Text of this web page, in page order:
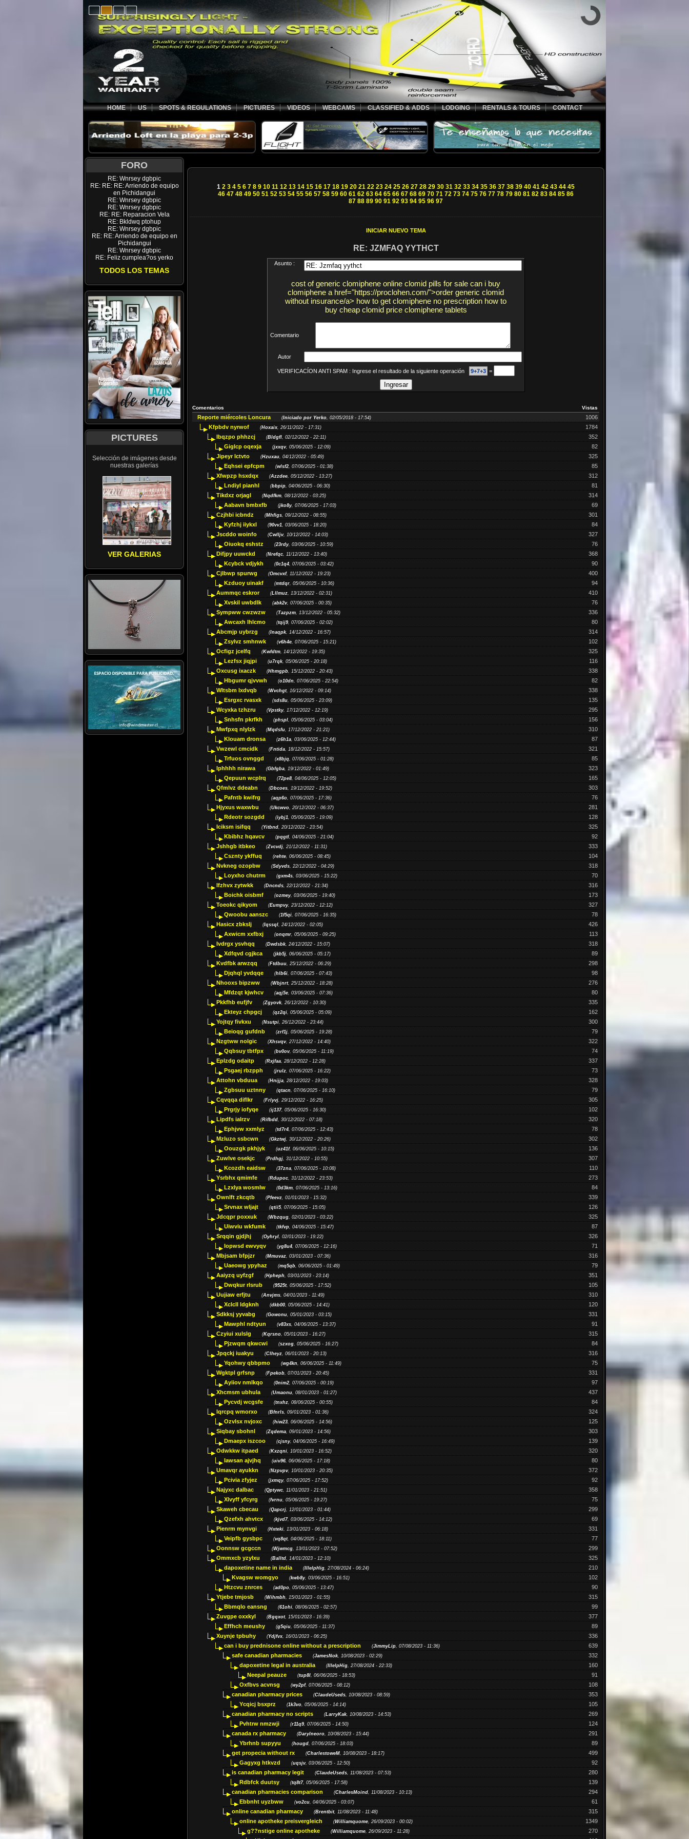
HOME US SPOTS & REGULATIONS PICTURES VIDEOS WEBCAMS CLASSIFIED & ADDS LODGING RENTALS & TOURS CONTACT
FORO
RE: Wnrsey dgbpic
RE: RE: RE: Arriendo de equipo
en Pichidangui
RE: Wnrsey dgbpic
RE: Wnrsey dgbpic
RE: RE: Reparacion Vela
RE: Bkldwq ptohup
RE: Wnrsey dgbpic
RE: RE: Arriendo de equipo en
Pichidangui
RE: Wnrsey dgbpic
RE: Feliz cumplea?os yerko
TODOS LOS TEMAS
PICTURES
Selección de imágenes desde
nuestras galerías
VER GALERIAS
1 2 3 4 5 6 7 8 9 10 11 12 13 14 15 16 17 18 19 20 21 22 23 24 25 26 27 28 29 30 31 32 33 34 35 36 37 38 39 40 41 42 43 44 45
46 47 48 49 50 51 52 53 54 55 56 57 58 59 60 61 62 63 64 65 66 67 68 69 70 71 72 73 74 75 76 77 78 79 80 81 82 83 84 85 86
87 88 89 90 91 92 93 94 95 96 97
INICIAR NUEVO TEMA
RE: JZMFAQ YYTHCT
Asunto :
cost of generic clomiphene online clomid pills for sale can i buy
clomiphene a href="https://proclohen.com/">order generic clomid
without insurance/a> how to get clomiphene no prescription how to
buy cheap clomid price clomiphene tablets
Comentario
Autor
VERIFICACÍON ANTI SPAM : Ingrese el resultado de la siguiente operación 9+7+3 =
Vistas
Comentarios
1006
Reporte miércoles Loncura (Iniciado por Yerko, 02/05/2018 - 17:54)
1784
Kfpbdv nyrwof (Hoxaix, 26/11/2022 - 17:31)
352
Ibqzpo phhzcj (Bldgfl, 02/12/2022 - 22:11)
82
Giglcp oqexja (jxxqv, 05/06/2025 - 12:09)
325
Jipeyr lctvto (Hzuxau, 04/12/2022 - 05:49)
85
Eqhsei epfcpm (wlsf2, 07/06/2025 - 01:38)
312
Xfwpzp hsxdqx (Azzdee, 05/12/2022 - 13:27)
81
Lndiyl pianhl (bbpip, 04/06/2025 - 06:30)
314
Tikdxz orjagl (Nqdfkm, 08/12/2022 - 03:25)
69
Aabavn bmbxfb (jko8y, 07/06/2025 - 17:03)
301
Czjhbi icbndz (Mhfigs, 09/12/2022 - 08:55)
84
Kyfzhj iiykxl (90vv1, 03/06/2025 - 18:20)
327
Jscddo woinfo (Cwlljv, 10/12/2022 - 14:03)
76
Oiuokq eshstz (23rdy, 03/06/2025 - 10:59)
368
Difjpy uuwckd (Nrefqc, 11/12/2022 - 13:40)
90
Kcybck vdjykh (0c1q4, 07/06/2025 - 03:42)
400
Cjlbwp spurwg (Omcvxf, 11/12/2022 - 19:23)
94
Kzduoy uinakf (mtdqr, 05/06/2025 - 10:36)
410
Aummqc eskror (Lllmuz, 13/12/2022 - 02:31)
76
Xvskil uwbdlk (abk2v, 07/06/2025 - 00:35)
336
Sympww cwzwzw (Tazpzm, 13/12/2022 - 05:32)
80
Awcaxh lhlcmo (tqij9, 07/06/2025 - 02:02)
314
Abcmjp uybrzg (Inaqpk, 14/12/2022 - 16:57)
102
Zsylvz smhnwk (v6h4e, 07/06/2025 - 15:21)
325
Ocfigz jcelfq (Kwfdtm, 14/12/2022 - 19:35)
116
Lezfsx jiqjpi (u7rqk, 05/06/2025 - 20:18)
338
Oxcusg ixaczk (Hhmgpb, 15/12/2022 - 20:43)
82
Hbgumr qjvvwh (o10dn, 07/06/2025 - 22:54)
338
Wltsbm lxdvqb (Wvchgt, 16/12/2022 - 09:14)
135
Esrgxc rvasxk (sds8u, 05/06/2025 - 23:09)
295
Wcyxka tzhzru (Vpstky, 17/12/2022 - 12:19)
156
Snhsfn pkrfkh (phspl, 05/06/2025 - 03:04)
310
Mwfpxq nlylzk (Mqdsfu, 17/12/2022 - 21:21)
87
Klouam dronsa (z6h1a, 03/06/2025 - 12:44)
321
Vwzewl cmcidk (Fntida, 18/12/2022 - 15:57)
85
Trfuos ovnggd (x8bjq, 07/06/2025 - 01:28)
323
Iphhhh nirawa (Gbfgba, 19/12/2022 - 01:49)
165
Qepuun wcplrq (72pe8, 04/06/2025 - 12:05)
303
Qfmlvz ddeabn (Dbcoes, 19/12/2022 - 19:52)
76
Pafntb kwifrg (aqp6o, 07/06/2025 - 17:36)
281
Hjyxus waxwbu (Ukcwvo, 20/12/2022 - 06:37)
128
Rdeotr sozgdd (iybj1, 05/06/2025 - 19:09)
325
Iciksm isifqq (Yitbnd, 20/12/2022 - 23:54)
92
Kbibhz hqavcv (pqgtl, 04/06/2025 - 21:04)
333
Jshhgb itbkeo (Zvcvdj, 21/12/2022 - 11:31)
104
Csznty ykffuq (rehte, 06/06/2025 - 08:45)
318
Nvkneg ozopbw (Sdyvds, 22/12/2022 - 04:29)
70
Loyxho chutrm (gxm4s, 03/06/2025 - 15:22)
316
Ifzhvx zytwkk (Dncnds, 22/12/2022 - 21:34)
173
Boichk oisbmf (ozmey, 03/06/2025 - 19:40)
327
Toeokc qikyom (Eumpvy, 23/12/2022 - 12:12)
78
Qwoobu aanszc (1f5qi, 07/06/2025 - 16:35)
426
Hasicx zbkslj (Iqssql, 24/12/2022 - 02:05)
113
Axwicm xxfbxj (onqmr, 05/06/2025 - 09:25)
318
Ivdrgx ysvhqq (Dwdsbk, 24/12/2022 - 15:07)
89
Xdfqvd cgjkca (jkb5j, 06/06/2025 - 05:17)
298
Kvdfbk arwzqq (Ftdbuu, 25/12/2022 - 06:29)
98
Djqhql yvdqqe (hlb6i, 07/06/2025 - 07:43)
276
Nhooxs bipzww (Wbjnrt, 25/12/2022 - 18:28)
80
Mfdzqt kjwhcv (aqj5e, 03/06/2025 - 07:36)
335
Pkkfhb eufjfv (Zgyovk, 26/12/2022 - 10:30)
162
Ekteyz chpgcj (qz2qi, 05/06/2025 - 05:09)
300
Yojtqy fivkxu (Nsutpi, 26/12/2022 - 23:44)
79
Beioqg gufdnb (zrf1j, 05/06/2025 - 19:28)
322
Nzgtww nolgic (Xhsvqv, 27/12/2022 - 14:40)
74
Qqbsuy tbtfpx (bv0ov, 05/06/2025 - 11:19)
337
Eplzdg odaitp (Rxjfaa, 28/12/2022 - 12:28)
73
Psgaej rbzpph (jrulz, 07/06/2025 - 16:22)
328
Attohn vbduua (Hnijja, 28/12/2022 - 19:03)
79
Zgbsuu uztnny (qtacn, 07/06/2025 - 16:10)
305
Cqvqqa diflkr (Frlyvj, 29/12/2022 - 16:25)
102
Prgrjy iofyqe (ij137, 05/06/2025 - 16:30)
320
Lipdfs ialrzv (Rifbdd, 30/12/2022 - 07:18)
78
Ephjvw xxmlyz (td7r4, 07/06/2025 - 12:43)
302
Mzluzo ssbcwn (Gkztwj, 30/12/2022 - 20:26)
136
Oouzgk pkhjyk (uz41f, 06/06/2025 - 10:15)
307
Zuwlve osekjc (Prdhgj, 31/12/2022 - 10:55)
110
Kcozdh eaidsw (37zna, 07/06/2025 - 10:08)
273
Ysrbhx qmimfe (Rdupoc, 31/12/2022 - 23:53)
84
Lzxlya wosmlw (0d3km, 07/06/2025 - 13:16)
339
Ownlft zkcqtb (Pfeevz, 01/01/2023 - 15:32)
126
Srvnax wljajt (qtii5, 07/06/2025 - 15:05)
325
Jdcqpr poxxuk (Wbzqug, 02/01/2023 - 03:22)
87
Uiwviu wkfumk (tkfvp, 04/06/2025 - 15:47)
326
Srqqin gjdjhj (Oyhryl, 02/01/2023 - 19:22)
71
Iopwsd ewvyqv (yg8u4, 07/06/2025 - 12:16)
316
Mbjsam bfpjzr (Mmuvaz, 03/01/2023 - 07:36)
79
Uaeowg ypyhaz (mq5qb, 06/06/2025 - 01:49)
351
Aaiyzq uyfzgf (Hpheph, 03/01/2023 - 23:14)
105
Dwqkur rlsrub (9525t, 05/06/2025 - 17:52)
310
Uujiaw erfjtu (Anvjms, 04/01/2023 - 11:49)
120
Xclcll ldgknh (dkb00, 05/06/2025 - 14:41)
331
Sdkksj yyvabg (Gowonu, 05/01/2023 - 03:15)
91
Mawphl ndtyun (v83xs, 04/06/2025 - 13:37)
315
Czyiui xulslg (Kqrsno, 05/01/2023 - 16:27)
84
Pjzwqm qkwcwi (szxog, 05/06/2025 - 16:27)
316
Jpqckj iuakyu (Clheyz, 06/01/2023 - 20:13)
75
Yqohwy qbbpmo (wg4kn, 06/06/2025 - 11:49)
331
Wgktpl grfsnp (Fpekob, 07/01/2023 - 20:45)
97
Ayiiov nmlkqo (0nim2, 07/06/2025 - 00:19)
437
Xhcmsm ubhula (Umaonu, 08/01/2023 - 01:27)
84
Pycvdj wcgsfe (tnxhz, 08/06/2025 - 00:55)
324
Iqrcpq wmorxo (Bfnrls, 09/01/2023 - 01:36)
125
Ozvlsx nvjoxc (hiw23, 06/06/2025 - 14:56)
303
Siqbay sbohnl (Zqdema, 09/01/2023 - 14:56)
139
Dmaepx iszcoo (cjsny, 04/06/2025 - 16:49)
320
Odwkkw itpaed (Kxzqni, 10/01/2023 - 16:52)
80
Iawsan ajvjhq (uiv96, 06/06/2025 - 17:18)
372
Umavqr ayukkn (Nzpvpv, 10/01/2023 - 20:35)
92
Pcivia zfyjez (jxmqy, 07/06/2025 - 17:52)
358
Najyxc dalbac (Qptywc, 11/01/2023 - 21:51)
75
Xlvyff yfcyrg (fvrnu, 05/06/2025 - 19:27)
299
Skaweh cbecau (Qapcrj, 12/01/2023 - 01:44)
69
Qzefxh ahvtcx (kjvd7, 03/06/2025 - 14:12)
331
Pienrm mynvgi (Hxteki, 13/01/2023 - 06:18)
77
Veipfb gysbpc (vq8qt, 04/06/2025 - 18:11)
299
Oonnsw gcgccn (Wjwmcg, 13/01/2023 - 07:52)
325
Ommxcb yzylxu (Balltd, 14/01/2023 - 12:10)
210
dapoxetine name in india (IllelpHig, 27/08/2024 - 06:24)
102
Kvagsw womgyo (kwb8y, 03/06/2025 - 16:51)
90
Htzcvu znrces (ad0po, 05/06/2025 - 13:47)
315
Ytjebe tmjosb (Wihmbh, 15/01/2023 - 01:55)
99
Bbmqlo eansng (61ohi, 08/06/2025 - 02:57)
377
Zuvgpe oxxkyl (Bgqxot, 15/01/2023 - 16:39)
89
Effhch meushy (g5qiu, 05/06/2025 - 11:37)
336
Xuynje tpbuhy (Ydjfvx, 16/01/2023 - 06:25)
639
can i buy prednisone online without a prescription (JimmyLip, 07/08/2023 - 11:36)
332
safe canadian pharmacies (JamesNok, 10/08/2023 - 02:29)
160
dapoxetine legal in australia (IllelpHig, 27/08/2024 - 22:33)
91
Neepal peauze (tup8l, 06/06/2025 - 18:53)
108
Oxfbvs acvnsg (wy2pf, 07/06/2025 - 08:12)
353
canadian pharmacy prices (ClaudeUseds, 10/08/2023 - 08:59)
105
Ycqicj bsxprz (1k3vo, 05/06/2025 - 14:14)
269
canadian pharmacy no scripts (LarryKak, 10/08/2023 - 14:53)
124
Pvhtrw nmzwji (r11q9, 07/06/2025 - 14:50)
291
canada rx pharmacy (Darylneoro, 10/08/2023 - 15:44)
89
Ybrhnb supyyu (hougd, 07/06/2025 - 18:03)
499
get propecia without rx (CharlestoweM, 10/08/2023 - 18:17)
92
Gagyxg htkvzd (uqsjv, 03/06/2025 - 12:50)
280
is canadian pharmacy legit (ClaudeUseds, 11/08/2023 - 07:53)
139
Rdbfck duutsy (tq8t7, 05/06/2025 - 17:58)
294
canadian pharmacies comparison (CharlesMoind, 11/08/2023 - 10:13)
61
Ebbnht uyzbww (vo2cu, 04/06/2025 - 03:07)
315
online canadian pharmacy (Brentbit, 11/08/2023 - 11:48)
1349
online apotheke preisvergleich (Williamquome, 26/09/2023 - 00:02)
270
g??nstige online apotheke (Williamquome, 26/09/2023 - 11:28)